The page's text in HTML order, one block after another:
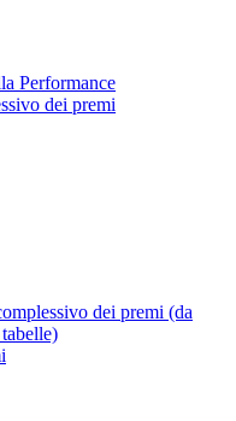
Performance
dei premi
dei premi (da